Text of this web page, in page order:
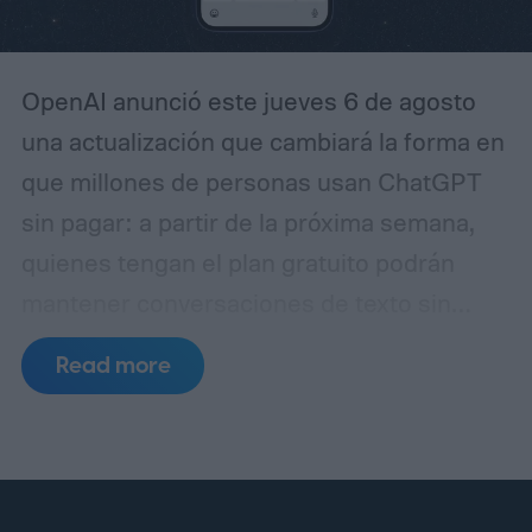
OpenAI anunció este jueves 6 de agosto
una actualización que cambiará la forma en
que millones de personas usan ChatGPT
sin pagar: a partir de la próxima semana,
restricción alguna en la cantidad de
mensajes enviados. Hasta ahora, esos
Read more